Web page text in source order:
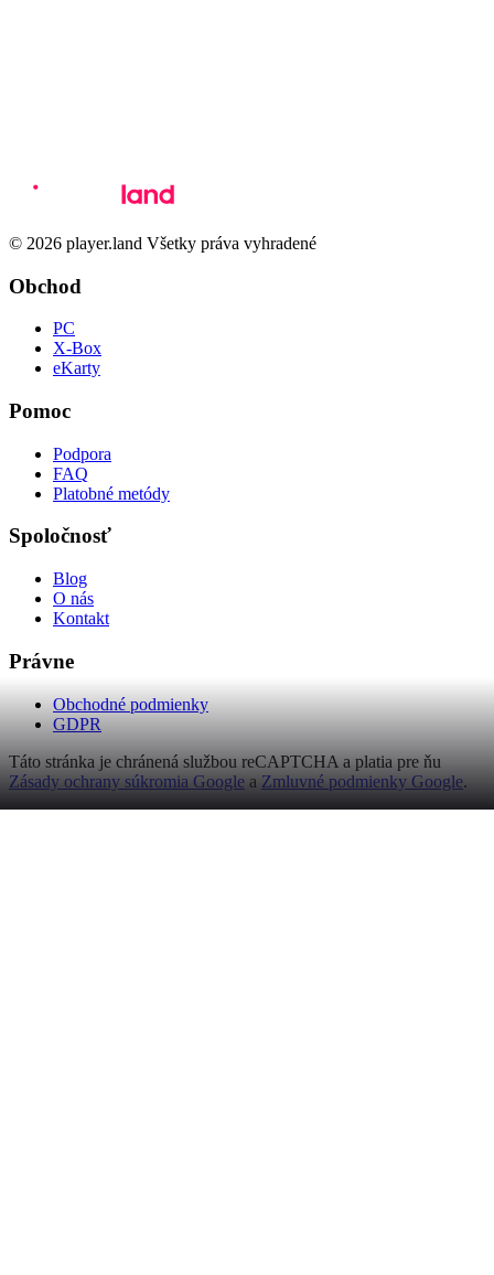
© 2026 player.land Všetky práva vyhradené
Obchod
PC
X-Box
eKarty
Pomoc
Podpora
FAQ
Platobné metódy
Spoločnosť
Blog
O nás
Kontakt
Právne
Obchodné podmienky
GDPR
Táto stránka je chránená službou reCAPTCHA a platia pre ňu
Zásady ochrany súkromia Google a Zmluvné podmienky Google.